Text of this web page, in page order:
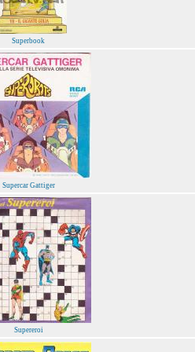
Superbook
Supercar Gattiger
Supereroi